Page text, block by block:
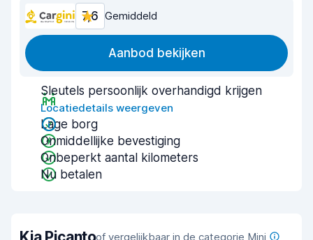
7,6 Gemiddeld
Aanbod bekijken
Sleutels persoonlijk overhandigd krijgen
Locatiedetails weergeven
Lage borg
Onmiddellijke bevestiging
Onbeperkt aantal kilometers
Nu betalen
of vergelijkbaar in de categorie Mini